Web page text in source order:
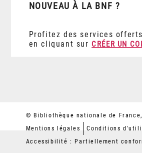
NOUVEAU À LA BNF ?
Profitez des services
en cliquant sur CRÉER UN
© Bibliothèque nationale de
Mentions légales
Conditions
Accessibilité : Partiellement